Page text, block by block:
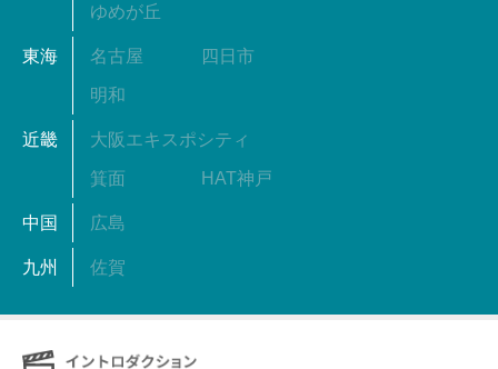
ゆめが丘
東海 名古屋 四日市
明和
近畿 大阪エキスポシティ
箕面 HAT神戸
中国 広島
九州 佐賀